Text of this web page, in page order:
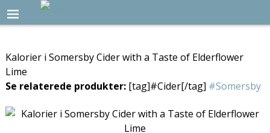
Kalorier i Somersby Cider with a Taste of Elderflower
Lime
Se relaterede produkter:[tag]#Cider[/tag] #Somersby